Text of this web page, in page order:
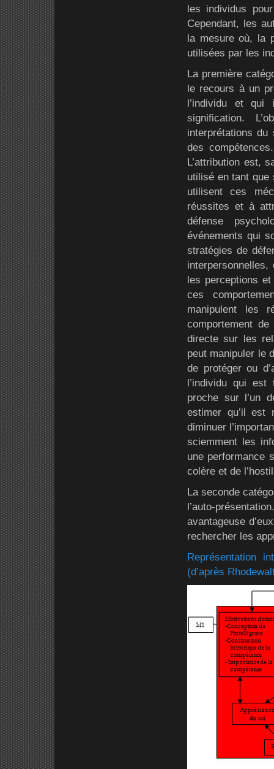
les individus
Cependant, les
la mesure où, la
utilisées par les
La première
le recours à un
l’individu et qui
signification.
interprétations du
des
L’attribution est,
utilisé en tant que
utilisent ces
réussites et à
défense
événements qui
stratégies de
les perceptions
ces
manipulent les
comportement
directe sur les
peut manipuler le
de protéger ou
l’individu qui
proche sur l’un
estimer qu’il est
diminuer
sciemment les
une performance
colère et de
La seconde
l’auto-
avantageuse
rechercher les
Représentation
(d’après